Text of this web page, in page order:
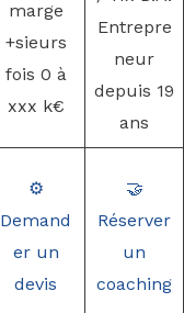
marge
+sieurs
fois 0 à
xxx k€
Entrepre
neur
depuis 19
ans
⚙️
Demand
er un
devis
🤝
Réserver
un
coaching